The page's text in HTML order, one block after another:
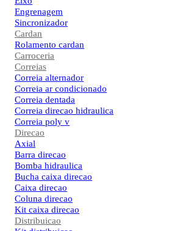
Engrenagem
Sincronizador
Cardan
Rolamento cardan
Carroceria
Correias
Correia alternador
Correia ar condicionado
Correia dentada
Correia direcao hidraulica
Correia poly v
Direcao
Axial
Barra direcao
Bomba hidraulica
Bucha caixa direcao
Caixa direcao
Coluna direcao
Kit caixa direcao
Distribuicao